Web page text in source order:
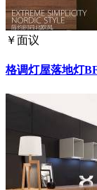
￥面议
格调灯屋落地灯